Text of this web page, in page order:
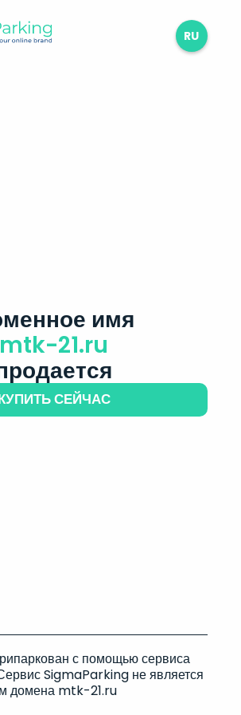
RU
имя
mtk-21.ru
СЕЙЧАС
с помощью сервиса
SigmaParking не является
домена mtk-21.ru